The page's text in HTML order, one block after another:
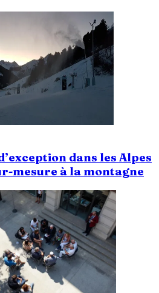
dans les Alpes
mesure à la montagne